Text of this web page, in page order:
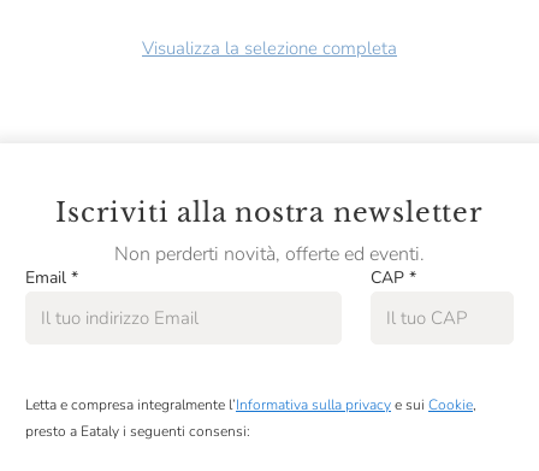
Visualizza la selezione completa
Iscriviti alla nostra newsletter
Non perderti novità, offerte ed eventi.
Email * CAP *
Letta e compresa integralmente l’Informativa sulla privacye sui Cookie,
presto a Eataly i seguenti consensi: